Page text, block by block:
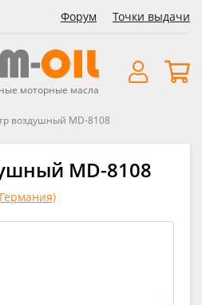
Форум Точки выдачи
моторные масла
воздушный MD-8108
MD-8108